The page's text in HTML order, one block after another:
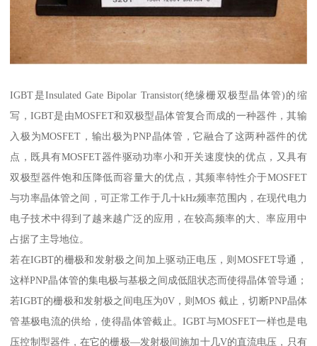
IGBT是Insulated Gate Bipolar Transistor(绝缘栅双极型晶体管)的缩
写，IGBT是由MOSFET和双极型晶体管复合而成的一种器件，其输
入极为MOSFET，输出极为PNP晶体管，它融合了这两种器件的优
点，既具有MOSFET器件驱动功率小和开关速度快的优点，又具有
双极型器件饱和压降低而容量大的优点，其频率特性介于MOSFET
与功率晶体管之间，可正常工作于几十kHz频率范围内，在现代电力
电子技术中得到了越来越广泛的应用，在较高频率的大、率应用中
占据了主导地位。
若在IGBT的栅极和发射极之间加上驱动正电压，则MOSFET导通，
这样PNP晶体管的集电极与基极之间成低阻状态而使得晶体管导通；
若IGBT的栅极和发射极之间电压为0V，则MOS 截止，切断PNP晶体
管基极电流的供给，使得晶体管截止。IGBT与MOSFET一样也是电
压控制型器件，在它的栅极—发射极间施加十几V的直流电压，只有